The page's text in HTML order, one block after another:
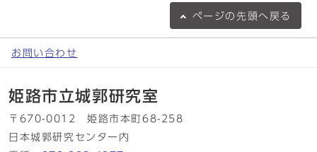
ページの 先頭へ戻る
お問い合わせ
姫路市立城郭研究室
〒670-0012 姫路市本町68-258
日本城郭研究センター内